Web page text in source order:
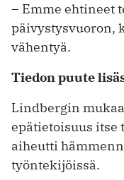
– Emme ehtineet
päivystysvuoron,
vähentyä.
Tiedon puute
Lindbergin
epätietoisuus itse
aiheutti
työntekijöissä.